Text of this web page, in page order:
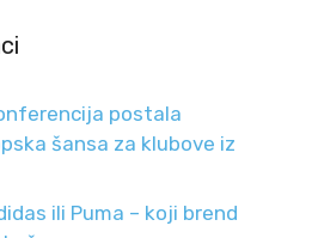
postala
šansa za klubove iz
ili Puma – koji brend